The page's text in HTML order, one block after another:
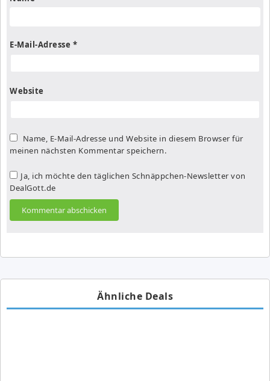
E-Mail-Adresse *
Website
Name, E-Mail-Adresse und Website in diesem Browser für
meinen nächsten Kommentar speichern.
Ja, ich möchte den täglichen Schnäppchen-Newsletter von
DealGott.de
Ähnliche Deals